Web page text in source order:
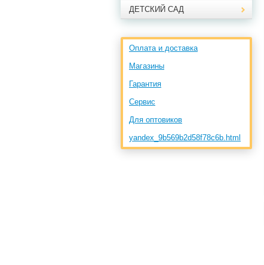
ДЕТСКИЙ САД
Оплата и доставка
Магазины
Гарантия
Сервис
Для оптовиков
yandex_9b569b2d58f78c6b.html